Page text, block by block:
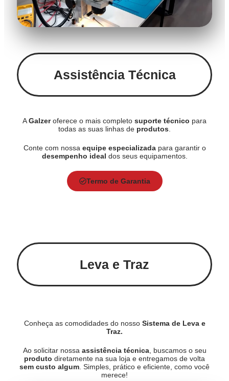
Assistência Técnica
AGalzeroferece o mais completo suporte técnico para
todas as suas linhas de produtos
Conte com nossa equipe especializadapara garantir o
desempenho ideal dos seus equipamentos.
Termo de Garantia
Leva e Traz
Conheça as comodidades do nosso Sistema de Leva e
Traz.
Ao solicitar nossa assistência técnica, buscamos o seu
produto diretamente na sua loja e entregamos de volta
sem custo algum . Simples, prático e eficiente, como você
merece!